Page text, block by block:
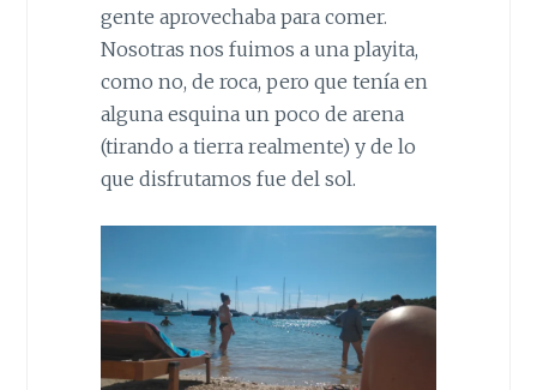
gente aprovechaba para comer.
Nosotras nos fuimos a una playita,
como no, de roca, pero que tenía en
alguna esquina un poco de arena
(tirando a tierra realmente) y de lo
que disfrutamos fue del sol.